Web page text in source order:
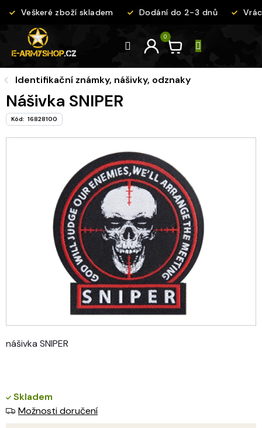
Veškeré zboží skladem Dodání do 2-3 dnů
Identifikační známky, nášivky, odznaky
Nášivka SNIPER
Kód: 16828100
nášivka SNIPER
Skladem
Možnosti doručení